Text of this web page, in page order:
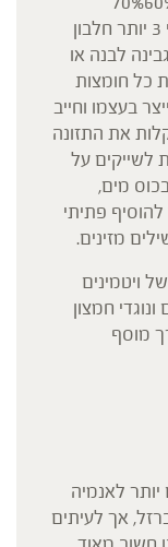
מתכולת האצה המיובשת), וזה אומר פי 3 יותר חלבון
חלבון מגבינה לבנה או
כל חומצות
בעצמו וחייב
את התזונה
לשייקים על
מים,
פתיתי
מזינים.
ויטמינים
חמצון
מוסף
יותר לאנמיה
אך לעיתים